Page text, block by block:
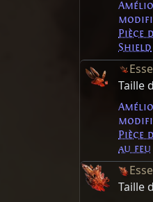
Pièce
Shield
Taille
Pièce
au feu
Taille